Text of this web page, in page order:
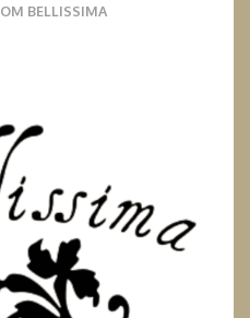
OM BELLISSIMA